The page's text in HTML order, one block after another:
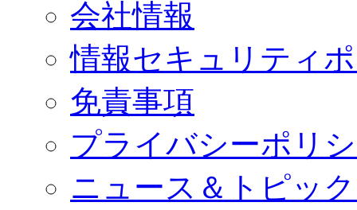
会社情報
情報セキュリティ
免責事項
プライバシーポリ
ニュース＆トピッ